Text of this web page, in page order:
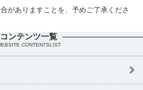
がありますことを、予めご了承くださ
コンテンツ一覧
CONTENTSLIST